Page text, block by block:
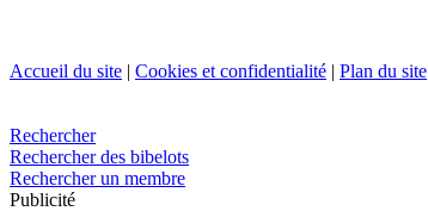
Accueil du site | Cookies et confidentialité | Plan du site
Rechercher
Rechercher des bibelots
Rechercher un membre
Publicité